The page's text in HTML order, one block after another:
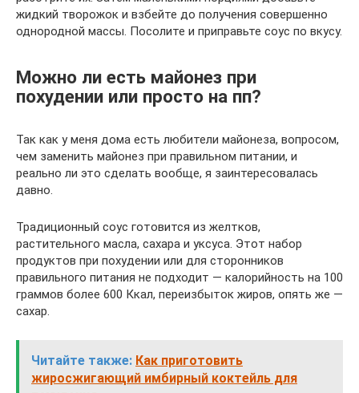
жидкий творожок и взбейте до получения совершенно
однородной массы. Посолите и приправьте соус по вкусу.
Можно ли есть майонез при
похудении или просто на пп?
Так как у меня дома есть любители майонеза, вопросом,
чем заменить майонез при правильном питании, и
реально ли это сделать вообще, я заинтересовалась
давно.
Традиционный соус готовится из желтков,
растительного масла, сахара и уксуса. Этот набор
продуктов при похудении или для сторонников
правильного питания не подходит — калорийность на 100
граммов более 600 Ккал, переизбыток жиров, опять же —
сахар.
Читайте также: Как приготовить
жиросжигающий имбирный коктейль для